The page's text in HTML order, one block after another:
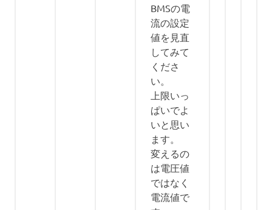
BMSの電
流の設定
値を見直
してみて
くださ
い。
上限いっ
ぱいでよ
いと思い
ます。
変えるの
は電圧値
ではなく
電流値で